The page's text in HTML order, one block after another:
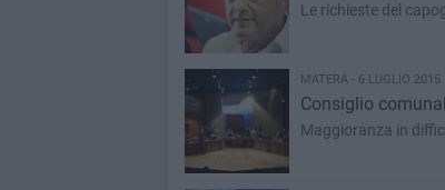
Le richieste del
MATERA - 6 LUGLIO 2015
Consiglio
Maggioranza in